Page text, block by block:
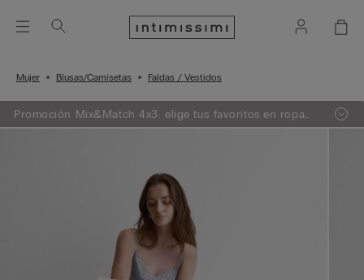
Mujer Blusas/Camisetas Faldas / Vestidos
Promoción Mix&Match 4x3: elige tus favoritos en ropa
de punto, pijama y lencería, añade 4 a tu carrito de